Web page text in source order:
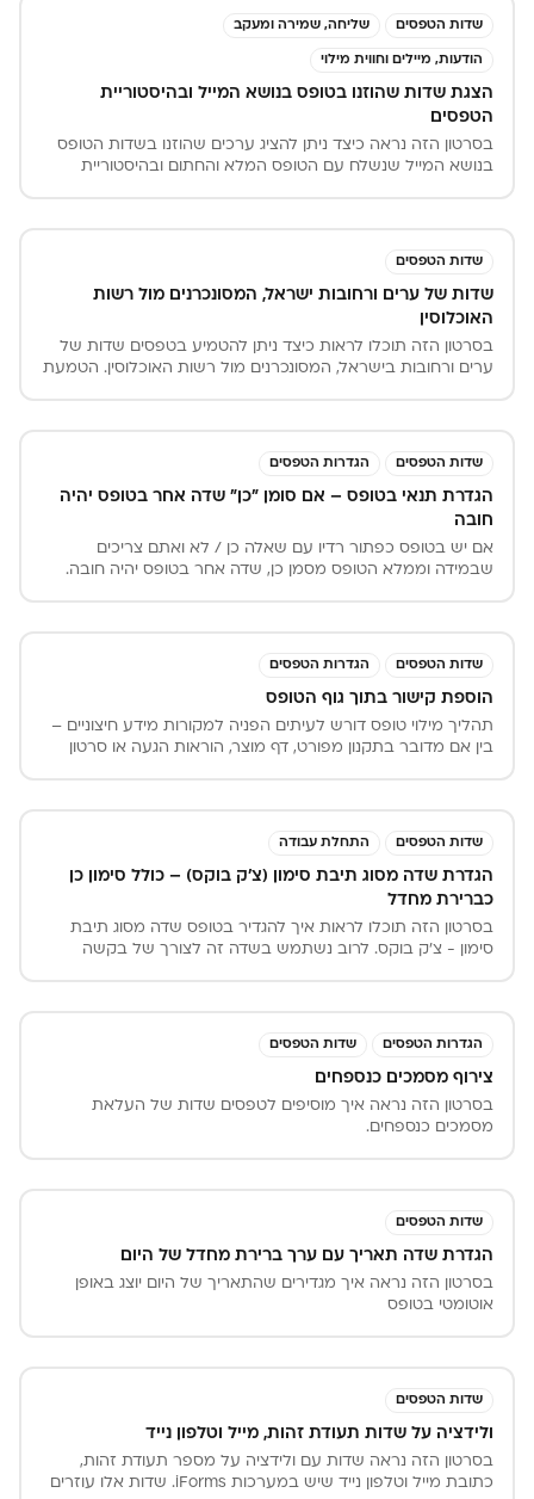
שדות הטפסים שליחה, שמירה ומעקב
הודעות, מיילים וחווית מילוי
הצגת שדות שהוזנו בטופס בנושא המייל ובהיסטוריית
הטפסים
בסרטון הזה נראה כיצד ניתן להציג ערכים שהוזנו בשדות הטופס
בנושא המייל שנשלח עם הטופס המלא והחתום ובהיסטוריית
שדות הטפסים
שדות של ערים ורחובות ישראל, המסונכרנים מול רשות
האוכלוסין
בסרטון הזה תוכלו לראות כיצד ניתן להטמיע בטפסים שדות של
ערים ורחובות בישראל, המסונכרנים מול רשות האוכלוסין. הטמעת
שדות הטפסים הגדרות הטפסים
הגדרת תנאי בטופס – אם סומן "כן" שדה אחר בטופס יהיה
חובה
אם יש בטופס כפתור רדיו עם שאלה כן / לא ואתם צריכים
שבמידה וממלא הטופס מסמן כן, שדה אחר בטופס יהיה חובה.
שדות הטפסים הגדרות הטפסים
הוספת קישור בתוך גוף הטופס
תהליך מילוי טופס דורש לעיתים הפניה למקורות מידע חיצוניים –
בין אם מדובר בתקנון מפורט, דף מוצר, הוראות הגעה או סרטון
להעמיס בטקסט מיותר על הטופס עצמו.
שדות הטפסים התחלת עבודה
הגדרת שדה מסוג תיבת סימון (צ'ק בוקס) – כולל סימון כן
כברירת מחדל
בסרטון הזה תוכלו לראות איך להגדיר בטופס שדה מסוג תיבת
סימון - צ'ק בוקס. לרוב נשתמש בשדה זה לצורך של בקשה
הגדרות הטפסים שדות הטפסים
צירוף מסמכים כנספחים
בסרטון הזה נראה איך מוסיפים לטפסים שדות של העלאת
מסמכים כנספחים.
שדות הטפסים
הגדרת שדה תאריך עם ערך ברירת מחדל של היום
בסרטון הזה נראה איך מגדירים שהתאריך של היום יוצג באופן
אוטומטי בטופס
שדות הטפסים
ולידציה על שדות תעודת זהות, מייל וטלפון נייד
בסרטון הזה נראה שדות עם ולידציה על מספר תעודת זהות,
כתובת מייל וטלפון נייד שיש במערכות iForms. שדות אלו עוזרים